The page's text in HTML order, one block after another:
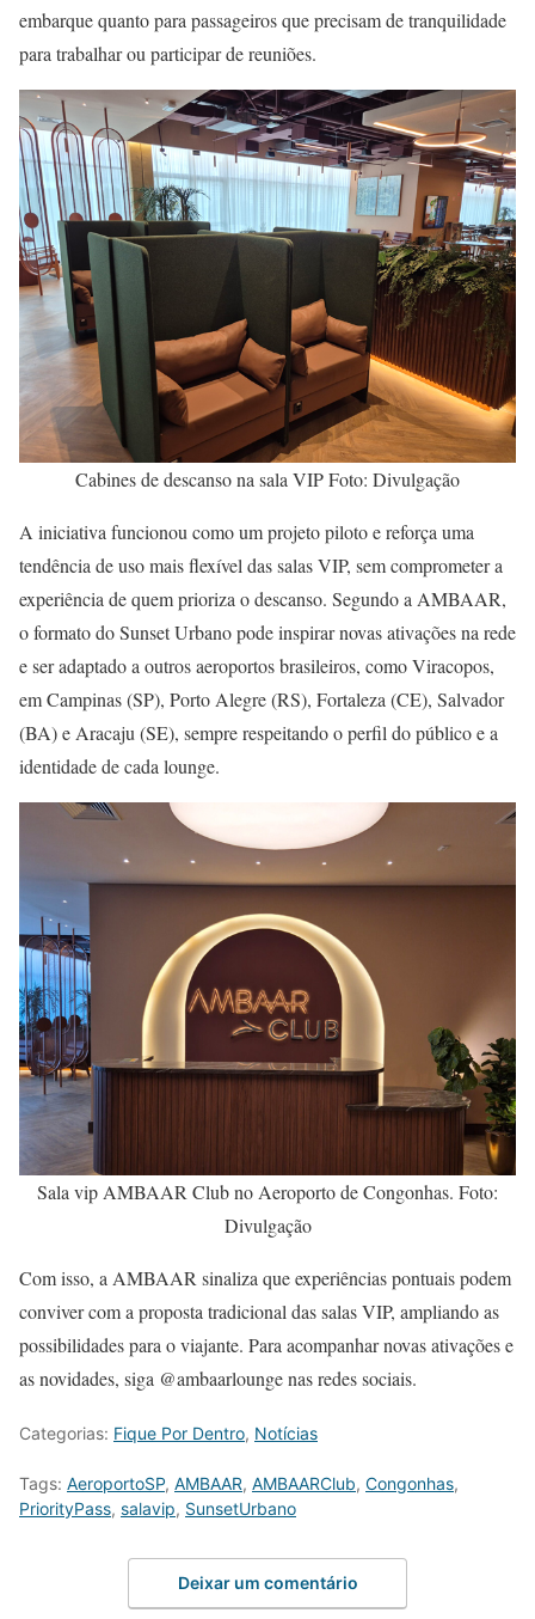
embarque quanto para passageiros que precisam de tranquilidade
para trabalhar ou participar de reuniões.
Cabines de descanso na sala VIP Foto: Divulgação
A iniciativa funcionou como um projeto piloto e reforça uma
tendência de uso mais flexível das salas VIP, sem comprometer a
experiência de quem prioriza o descanso. Segundo a AMBAAR,
o formato do Sunset Urbano pode inspirar novas ativações na rede
e ser adaptado a outros aeroportos brasileiros, como Viracopos,
em Campinas (SP), Porto Alegre (RS), Fortaleza (CE), Salvador
(BA) e Aracaju (SE), sempre respeitando o perfil do público e a
identidade de cada lounge.
Sala vip AMBAAR Club no Aeroporto de Congonhas. Foto:
Divulgação
Com isso, a AMBAAR sinaliza que experiências pontuais podem
conviver com a proposta tradicional das salas VIP, ampliando as
possibilidades para o viajante. Para acompanhar novas ativações e
as novidades, siga @ambaarlounge nas redes sociais.
Categorias: Fique Por Dentro, Notícias
Tags: AeroportoSP, AMBAAR, AMBAARClub, Congonhas,
PriorityPass, salavip, SunsetUrbano
Deixar um comentário